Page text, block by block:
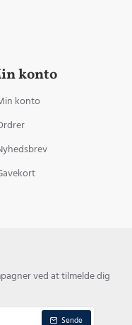
konto
konto
ved at tilmelde dig
Sende